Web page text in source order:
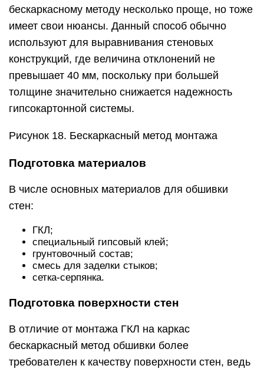
бескаркасному методу несколько проще, но тоже
имеет свои нюансы. Данный способ обычно
используют для выравнивания стеновых
конструкций, где величина отклонений не
превышает 40 мм, поскольку при большей
толщине значительно снижается надежность
гипсокартонной системы.
Рисунок 18. Бескаркасный метод монтажа
Подготовка материалов
В числе основных материалов для обшивки
стен:
ГКЛ;
специальный гипсовый клей;
грунтовочный состав;
смесь для заделки стыков;
сетка-серпянка.
Подготовка поверхности стен
В отличие от монтажа ГКЛ на каркас
бескаркасный метод обшивки более
требователен к качеству поверхности стен, ведь